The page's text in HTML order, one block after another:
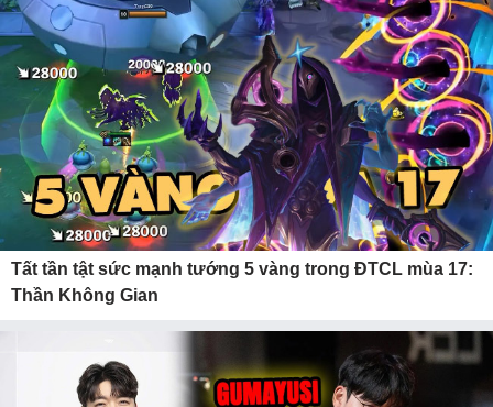
Tất tần tật sức mạnh tướng 5 vàng trong ĐTCL mùa 17:
Thần Không Gian